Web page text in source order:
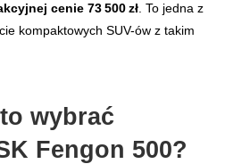
cenie 73 500 zł. To jedna z
kompaktowych SUV-ów z takim
wybrać
Fengon 500?